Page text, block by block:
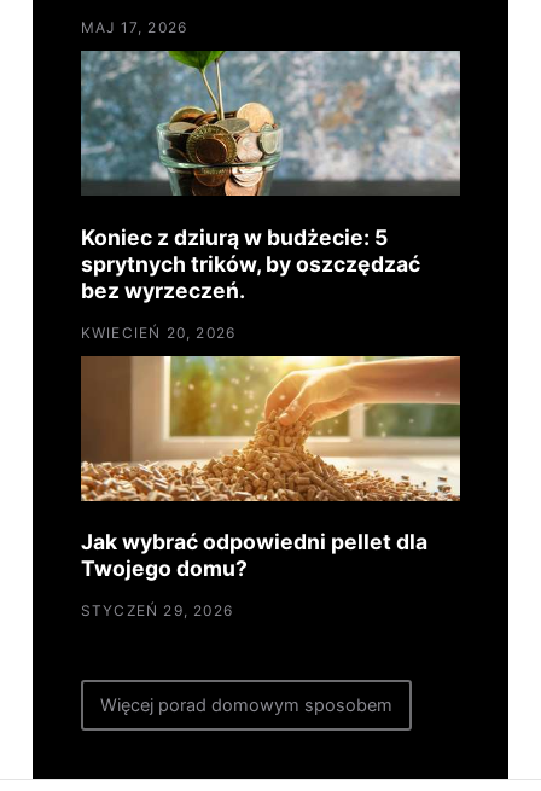
MAJ 17, 2026
Koniec z dziurą w budżecie: 5
sprytnych trików, by oszczędzać
bez wyrzeczeń.
KWIECIEŃ 20, 2026
Jak wybrać odpowiedni pellet dla
Twojego domu?
STYCZEŃ 29, 2026
Więcej porad domowym sposobem